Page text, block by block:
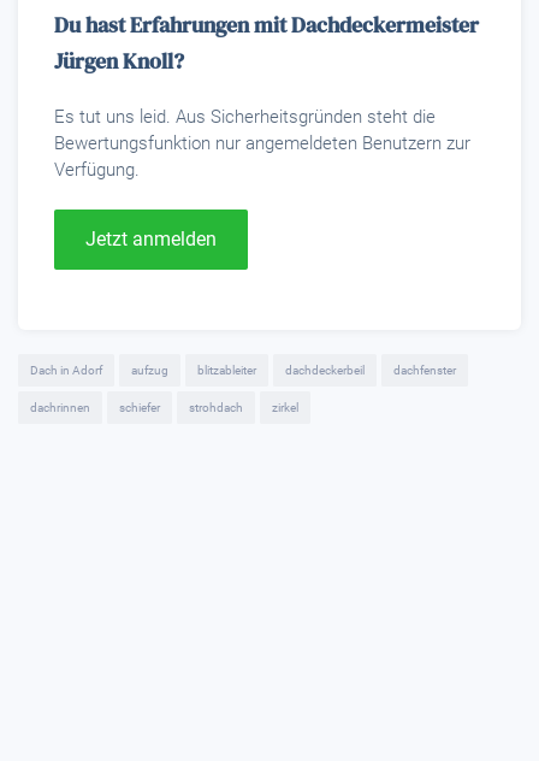
Du hast Erfahrungen mit Dachdeckermeister
Jürgen Knoll?
Es tut uns leid. Aus Sicherheitsgründen steht die
Bewertungsfunktion nur angemeldeten Benutzern zur
Verfügung.
Jetzt anmelden
Dach in Adorf aufzug blitzableiter dachdeckerbeil dachfenster
dachrinnen schiefer strohdach zirkel